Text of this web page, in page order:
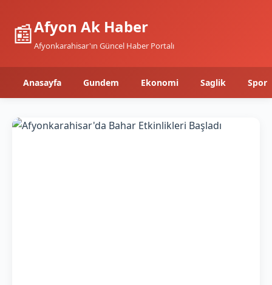
📰Afyon Ak Haber
Afyonkarahisar'ın Güncel Haber Portalı
Anasayfa Gundem Ekonomi Saglik Spor